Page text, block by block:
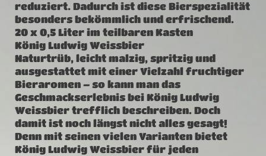
reduziert. Dadurch ist diese Bierspezialität
besonders bekömmlich und erfrischend.
20 x 0,5 Liter im teilbaren Kasten
König Ludwig Weissbier
Naturtrüb, leicht malzig, spritzig und
ausgestattet mit einer Vielzahl fruchtiger
Bieraromen – so kann man das
Geschmackserlebnis bei König Ludwig
Weissbier trefflich beschreiben. Doch
damit ist noch längst nicht alles gesagt!
Denn mit seinen vielen Varianten bietet
König Ludwig Weissbier für jeden